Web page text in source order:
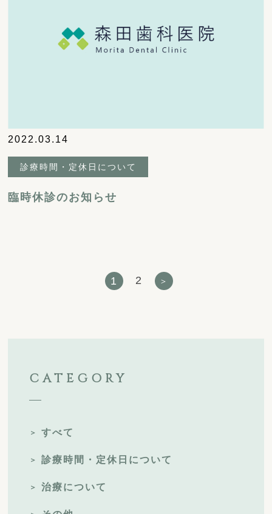
2022.03.14
診療時間・定休日について
臨時休診のお知らせ
1 2
CATEGORY
すべて
診療時間・定休日について
治療について